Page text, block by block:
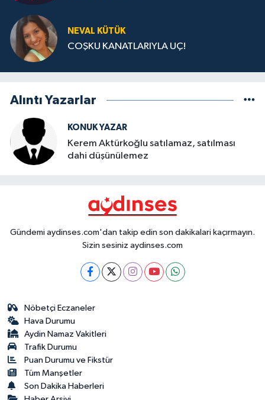
NEVAL KÜTÜK
COŞKU KANATLARIYLA UÇ!
Alıntı Yazarlar
KONUK YAZAR
Kerem Aktürkoğlu satılamaz, satılması
dahi düşünülemez
Gündemi aydinses.com'dan takip edin son dakikalari kaçırmayın.
Sizin sesiniz aydinses.com
Nöbetçi Eczaneler
Hava Durumu
Aydin Namaz Vakitleri
Trafik Durumu
Puan Durumu ve Fikstür
Tüm Manşetler
Son Dakika Haberleri